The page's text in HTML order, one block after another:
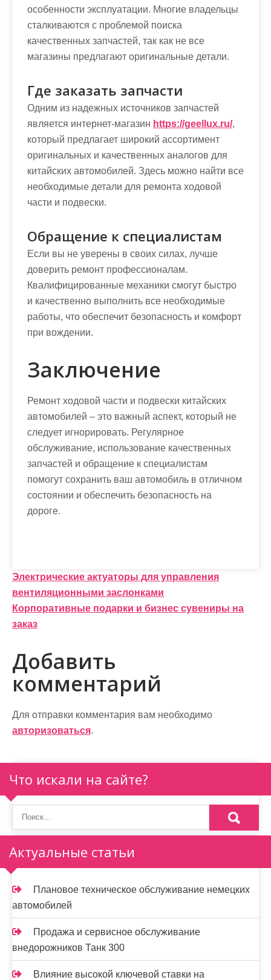
особенности эксплуатации. Многие владельцы
сталкиваются с проблемой поиска
качественных запчастей, так как не все
магазины предлагают оригинальные детали.
Где заказать запчасти
Одним из надежных источников запчастей
является интернет-магазин https://geellux.ru/,
который предлагает широкий ассортимент
оригинальных и качественных аналогов для
китайских автомобилей. Здесь можно найти все
необходимые детали для ремонта ходовой
части и подвески.
Обращение к специалистам
Если вы не уверены в своих силах, лучше
доверить ремонт профессионалам.
Квалифицированные механики смогут быстро
и качественно выполнить все необходимые
работы, что обеспечит безопасность и комфорт
при вождении.
Заключение
Ремонт ходовой части и подвески китайских
автомобилей – это важный аспект, который не
следует игнорировать. Регулярное
обслуживание, использование качественных
запчастей и обращение к специалистам
помогут сохранить ваш автомобиль в отличном
состоянии и обеспечить безопасность на
дороге.
Н
а
в
и
г
а
ц
и
я
п
о
з
а
п
и
с
я
м
Электрические актуаторы для управления
вентиляционными заслонками
Корпоративные подарки и бизнес сувениры на
заказ
Добавить
комментарий
Для отправки комментария вам необходимо
авторизоваться.
Что искали на сайте?
Актуальные статьи
Плановое техническое обслуживание немецких
автомобилей
Продажа и сервисное обслуживание
внедорожников Танк 300
Влияние высокой ключевой ставки на